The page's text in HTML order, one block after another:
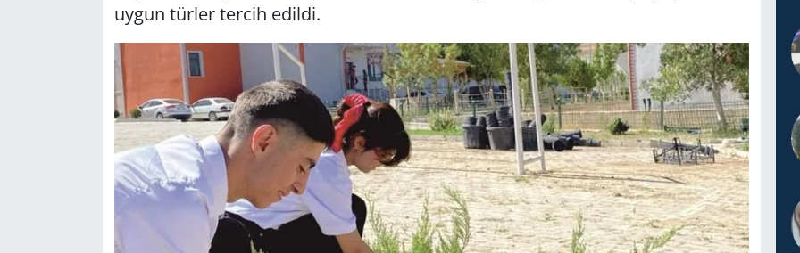
uygun tür­ler ter­cih edil­di.